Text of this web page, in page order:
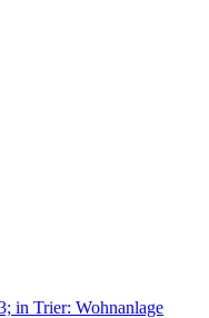
in Trier: Wohnanlage